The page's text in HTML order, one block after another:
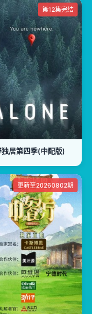
第12集完结
独居第四季(中配版)
更新至20260802期